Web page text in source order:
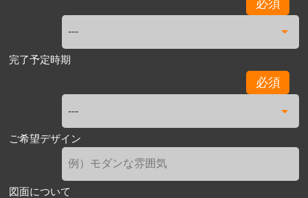
必須
完了予定時期
必須
ご希望デザイン
図面について